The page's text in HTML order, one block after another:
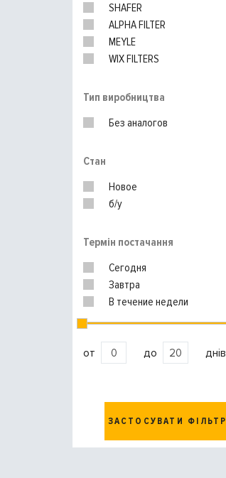
SHAFER
ALPHA FILTER
MEYLE
WIX FILTERS
BOSCH
VAG
Тип виробництва
Без аналогов
Стан
Новое
б/у
Термін постачання
Сегодня
Завтра
В течение недели
от до днів
ЗАСТОСУВАТИ ФІЛЬТР